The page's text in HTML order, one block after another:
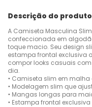
Descrição do produto
A Camiseta Masculina
confeccionada em
toque macio. Seu design
estampa frontal exclusiva
compor looks casuais
dia.
• Camiseta slim em
• Modelagem slim que
• Mangas longas para
• Estampa frontal